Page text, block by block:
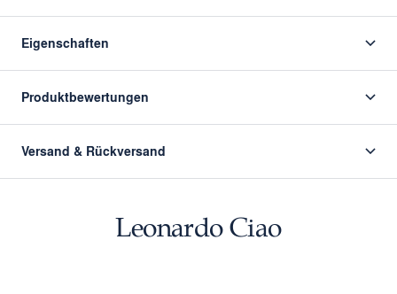
Eigenschaften
Produktbewertungen
Versand & Rückversand
Leonardo Ciao